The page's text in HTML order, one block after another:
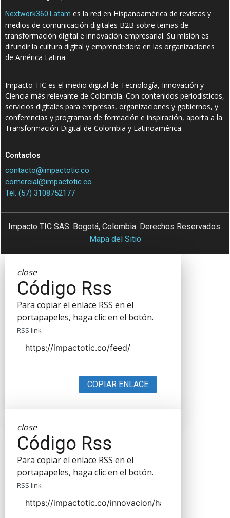
Nextwork360 Latam es la red en Hispanoamérica de revistas y
medios de comunicación digitales B2B sobre temas de
transformación digital e innovación empresarial. Su misión es
difundir la cultura digital y emprendedora en las organizaciones
de América Latina.
Impacto TIC es el medio digital de Tecnología, Innovación y
Ciencia más relevante de Colombia. Con contenidos periodísticos,
servicios digitales para empresas, organizaciones y gobiernos, y
conferencias y programas de formación e inspiración, aporta a la
Transformación Digital de Colombia y Latinoamérica.
Contactos
contacto@impactotic.co
comercial@impactotic.co
Tel. (57) 3108752177
Impacto TIC SAS. Bogotá, Colombia. Derechos Reservados.
Mapa del Sitio
close
Código Rss
Para copiar el enlace RSS en el
portapapeles, haga clic en el botón.
RSS link
COPIAR ENLACE
close
Código Rss
Para copiar el enlace RSS en el
portapapeles, haga clic en el botón.
RSS link